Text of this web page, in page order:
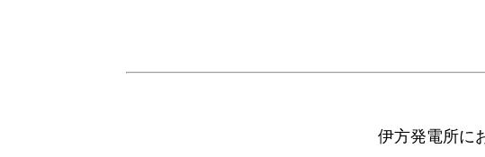
伊方発電所に